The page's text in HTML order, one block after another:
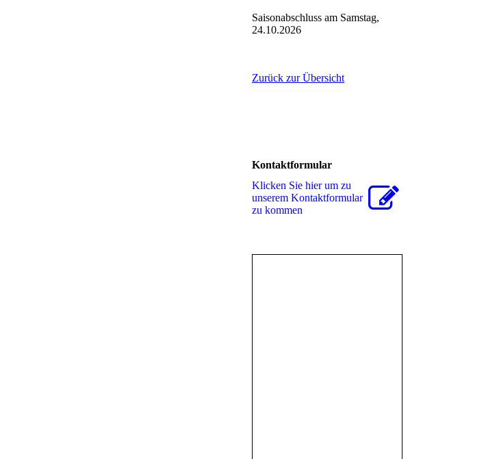
Saisonabschluss am Samstag,
24.10.2026
Zurück zur Übersicht
Kontaktformular
Klicken Sie hier um zu
unserem Kon­takt­for­mu­lar
zu kommen